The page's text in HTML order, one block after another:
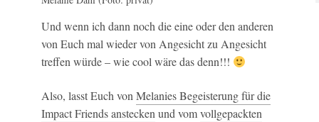
Und wenn ich dann noch die eine oder den anderen
von Euch mal wieder von Angesicht zu Angesicht
treffen würde – wie cool wäre das denn!!!
Also, lasst Euch vonMelanies Begeisterung für die
Impact Friends ansteckenund vomvollgepackten